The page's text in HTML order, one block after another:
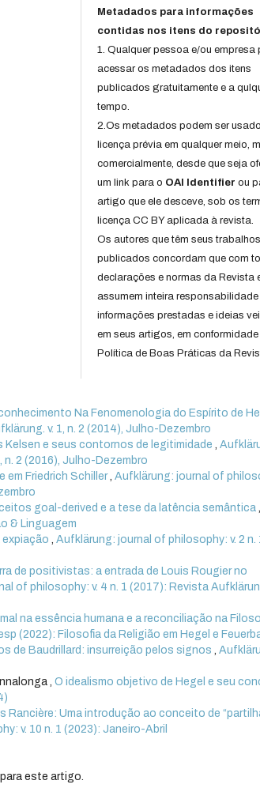
Metadados para informações
contidas nos itens do
1. Qualquer pessoa e/ou empresa
acessar os metadados dos itens
publicados gratuitamente e a
tempo.
2.Os metadados podem ser
licença prévia em qualquer meio,
comercialmente, desde que seja
um link para o OAI Identifier ou
artigo que ele desceve, sob os
licença CC BY aplicada à revista.
Os autores que têm seus trabalhos
publicados concordam que com
declarações e normas da Revista
assumem inteira responsabilidade
informações prestadas e ideias
em seus artigos, em
Política de Boas Práticas da
Na Fenomenologia do Espírito de
v. 1, n. 2 (2014), Julho-Dezembro
Kelsen e seus contornos de legitimidade,
n. 2 (2016), Julho-Dezembro
em Friedrich Schiller,Aufklärung: journal of
goal-derived e a tese da latência semântica,
& Linguagem
expiação,Aufklärung: journal of philosophy: v. 2 n.
de positivistas: a entrada de Louis Rougier no
of philosophy: v. 4 n. 1 (2017): Revista
na essência humana e a reconciliação na
(2022): Filosofia da Religião em Hegel e
de Baudrillard: insurreição pelos signos,
,O idealismo objetivo de Hegel e seu
Rancière: Uma introdução ao conceito de
v. 10 n. 1 (2023): Janeiro-Abril
para este artigo.